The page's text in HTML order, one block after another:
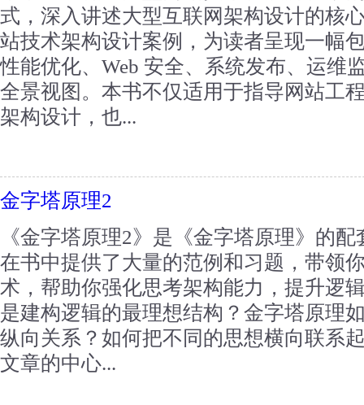
式，深入讲述大型互联网架构设计的核
站技术架构设计案例，为读者呈现一幅
性能优化、Web 安全、系统发布、运维
全景视图。本书不仅适用于指导网站工
架构设计，也...
金字塔原理2
《金字塔原理2》是《金字塔原理》的
在书中提供了大量的范例和习题，带领
术，帮助你强化思考架构能力，提升逻
是建构逻辑的最理想结构？金字塔原理
纵向关系？如何把不同的思想横向联系
文章的中心...